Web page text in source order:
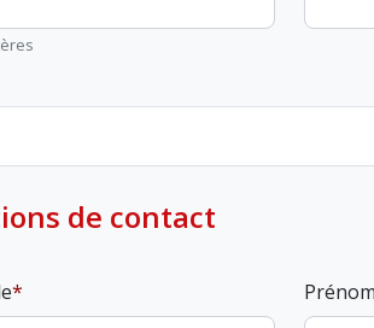
de contact
Prénom